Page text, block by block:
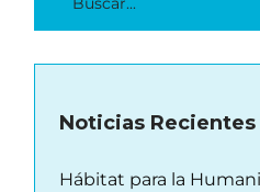
Noticias Recientes
Hábitat para la